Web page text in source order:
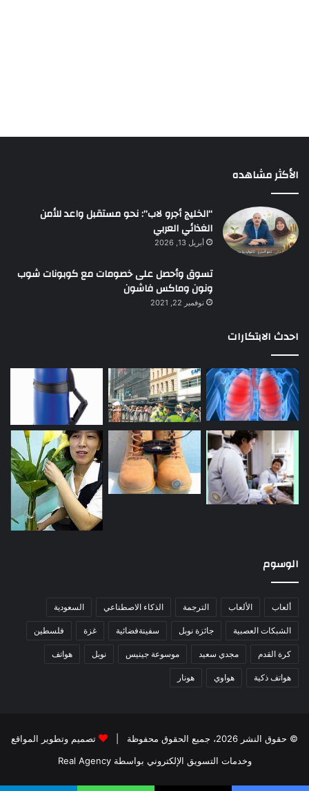
الأكثر مشاهده
“الخليج أجرو لاب”: نحو مستقبل واعد للأمن
الغذائي العربي
أبريل 13, 2026
تسوق وأحصل على خصومات مع كوبونات شوب
ونون وماكس فاشون
نوفمبر 22, 2021
احدث الابتكارات
الوسوم
ألعاب الألعاب الترجمة الذكاء الاصطناعي السعودية
الشبكات العصبية جائزة نوبل سفينةفضائية غزة فلسطين
كرة القدم مجدي سعيد موسوعة جينيس نوبل هواتف
هواتف ذكية هواوي هونار
© حقوق النشر 2026، جميع الحقوق محفوظة |
تصميم وتطوير المواقع
وخدمات التسويق الإلكتروني بواسطة Real Agency